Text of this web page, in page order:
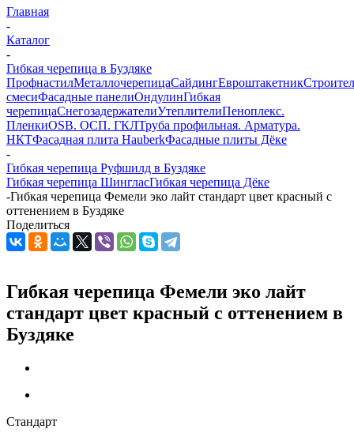
Главная
-
Каталог
-
Гибкая черепица в Буздяке
ПрофнастилМеталлочерепицаСайдингЕвроштакетник
смесиФасадные панелиОндулинГибкая
черепицаСнегозадержателиУтеплителиПеноплекс.
ПленкиOSB. ОСП. ГКЛТруба профильная. Арматура.
НКТФасадная плита HauberkФасадные плиты Дёке
-
Гибкая черепица Руфшилд в Буздяке
Гибкая черепица ШингласГибкая черепица Дёке
-Гибкая черепица Фемели эко лайт стандарт цвет красный с
оттенением в Буздяке
Поделиться
Гибкая черепица Фемели эко лайт
стандарт цвет красный с оттенением в
Буздяке
Стандарт